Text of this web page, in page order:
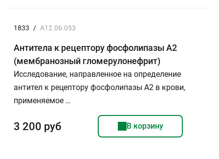
1833 / A12.06.053
Антитела к рецептору фосфолипазы А2
(мембранозный гломерулонефрит)
Исследование, направленное на определение
антител к рецептору фосфолипазы А2 в крови,
применяемое …
3 200 руб В корзину